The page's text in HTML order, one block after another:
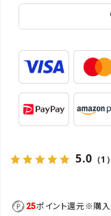
5.0 （1）
25ポイント還元※購入